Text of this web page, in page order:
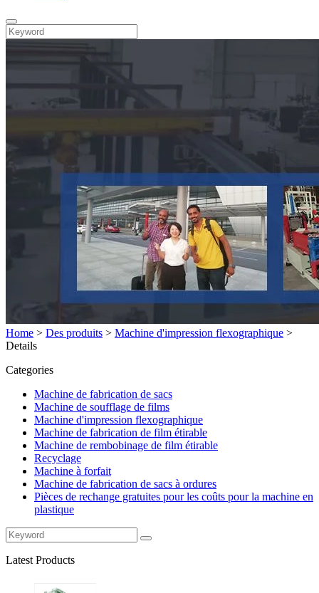
Home > Des produits > Machine d'impression flexographique >
Details
Categories
Machine de fabrication de sacs
Machine de soufflage de films
Machine d'impression flexographique
Machine de fabrication de film étirable
Machine de rembobinage de film étirable
Recyclage
Machine à forfait
Machine de fabrication de sacs à ordures
Pièces de rechange gratuites pour les coûts pour la machine en
plastique
Latest Products